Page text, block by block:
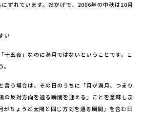
ずれています。おかげで、2006年の中秋は10月
い
十五夜」なのに満月ではないということです。こ
言う場合は、その日のうちに「月が満月、つまり
の反対方向を通る瞬間を迎える」ことを意味しま
がちょうど太陽と同じ方向を通る瞬間」を含む日